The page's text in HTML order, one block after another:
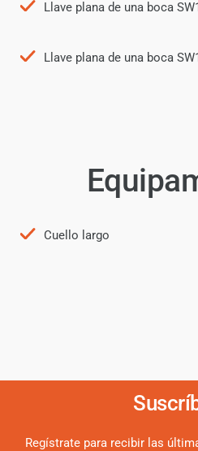
Llave plana de una boca
Llave plana de una boca
Cuello largo
Regístrate para recibir las